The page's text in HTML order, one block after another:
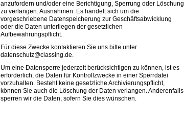
anzufordern und/oder eine Berichtigung, Sperrung oder Löschung
zu verlangen. Ausnahmen: Es handelt sich um die
vorgeschriebene Datenspeicherung zur Geschäftsabwicklung
oder die Daten unterliegen der gesetzlichen
Aufbewahrungspflicht.
Für diese Zwecke kontaktieren Sie uns bitte unter
datenschutz@classing.de.
Um eine Datensperre jederzeit berücksichtigen zu können, ist es
erforderlich, die Daten für Kontrollzwecke in einer Sperrdatei
vorzuhalten. Besteht keine gesetzliche Archivierungspflicht,
können Sie auch die Löschung der Daten verlangen. Anderenfalls
sperren wir die Daten, sofern Sie dies wünschen.